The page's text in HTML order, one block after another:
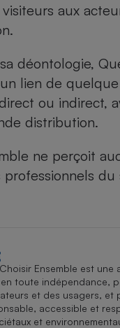
aux
déontologie,
lien de
ou indirect,
distribution.
ne perçoit
du
Ensemble est
toute indépendance,
et des usagers, et
accessible et
et